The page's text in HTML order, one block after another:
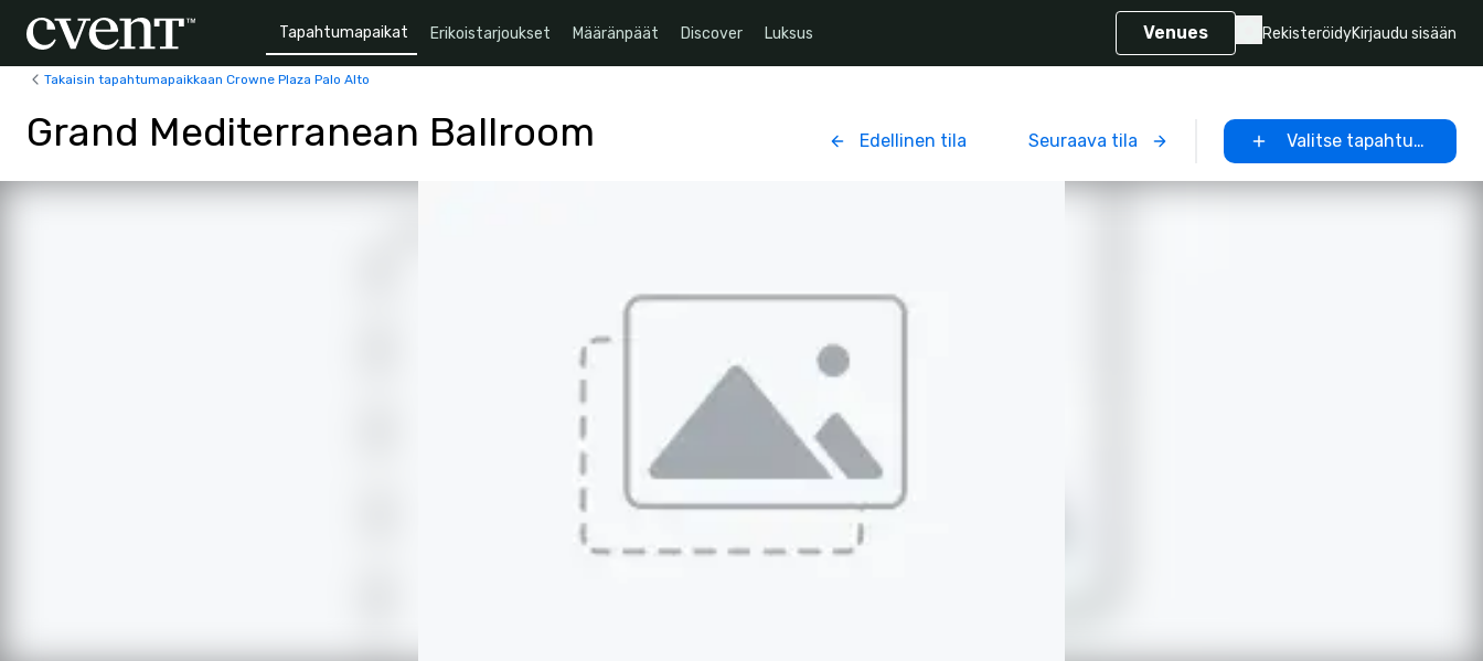
Tapahtumapaikat Erikoistarjoukset Määränpäät Discover Luksus Venues RekisteröidyKirjaudu sisään
Takaisin tapahtumapaikkaan Crowne Plaza Palo Alto
Grand Mediterranean Ballroom Edellinen tila Seuraava tila Valitse